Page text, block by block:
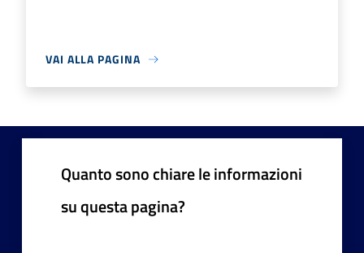
VAI ALLA PAGINA
Quanto sono chiare le informazioni
su questa pagina?